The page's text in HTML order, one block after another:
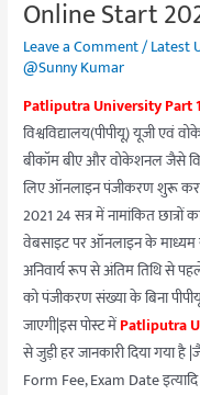
Online Start
Leave a Comment/Latest
@Sunny Kumar
Patliputra University Part
विश्वविद्यालय(पीपीयू) यूजी एवं
बीकॉम बीए और वोकेशनल जैसे
लिए ऑनलाइन पंजीकरण शुरू कर
2021 24 सत्र में नामांकित छात्रों
वेबसाइट पर ऑनलाइन के माध्यम
अनिवार्य रूप से अंतिम तिथि से
को पंजीकरण संख्या के बिना पीपीयू
जाएगी|इस पोस्ट मेंPatliputra
से जुड़ी हर जानकारी दिया
Form Fee, Exam Date
2022